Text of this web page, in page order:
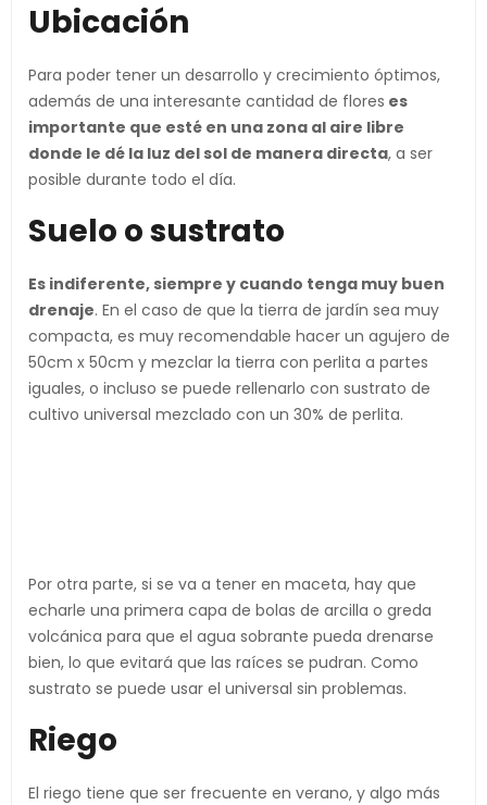
Ubicación
Para poder tener un desarrollo y crecimiento óptimos,
además de una interesante cantidad de flores es
importante que esté en una zona al aire libre
donde le dé la luz del sol de manera directa, a ser
posible durante todo el día.
Suelo o sustrato
Es indiferente, siempre y cuando tenga muy buen
drenaje. En el caso de que la tierra de jardín sea muy
compacta, es muy recomendable hacer un agujero de
50cm x 50cm y mezclar la tierra con perlita a partes
iguales, o incluso se puede rellenarlo con sustrato de
cultivo universal mezclado con un 30% de perlita.
Por otra parte, si se va a tener en maceta, hay que
echarle una primera capa de bolas de arcilla o greda
volcánica para que el agua sobrante pueda drenarse
bien, lo que evitará que las raíces se pudran. Como
sustrato se puede usar el universal sin problemas.
Riego
El riego tiene que ser frecuente en verano, y algo más